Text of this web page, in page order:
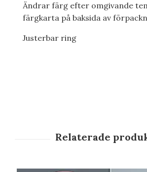
Ändrar färg efter omgivande
färgkarta på baksida av
Justerbar ring